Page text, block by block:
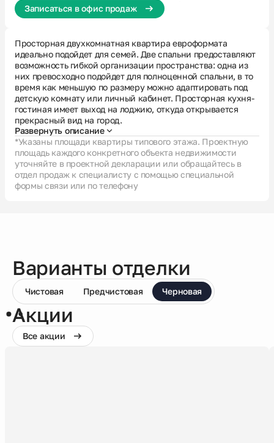
Записаться в офис продаж
Просторная двухкомнатная квартира евроформата
идеально подойдет для семей. Две спальни предоставляют
возможность гибкой организации пространства: одна из
них превосходно подойдет для полноценной спальни, в то
время как меньшую по размеру можно адаптировать под
детскую комнату или личный кабинет. Просторная кухня-
гостиная имеет выход на лоджию, откуда открывается
прекрасный вид на город.
Развернуть описание
*Указаны площади квартиры типового этажа. Проектную
площадь каждого конкретного объекта недвижимости
уточняйте в проектной декларации или обращайтесь в
отдел продаж к специалисту с помощью специальной
формы связи или по телефону
Варианты отделки
Чистовая Предчистовая Черновая
Акции
Все акции